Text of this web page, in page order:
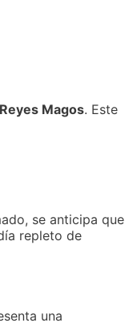
Reyes Magos. Este
se anticipa que
repleto de
una